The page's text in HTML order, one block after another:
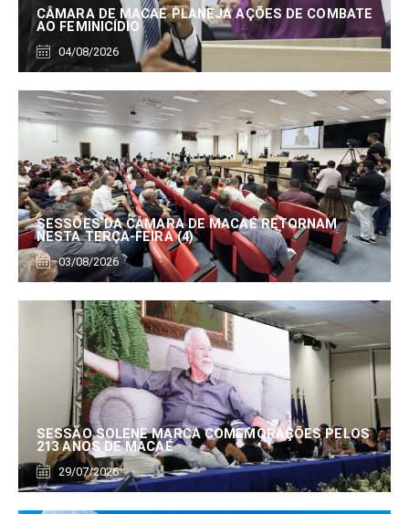
CÂMARA DE MACAÉ PLANEJA AÇÕES DE COMBATE
AO FEMINICÍDIO
04/08/2026
SESSÕES DA CÂMARA DE MACAÉ RETORNAM
NESTA TERÇA-FEIRA (4)
03/08/2026
SESSÃO SOLENE MARCA COMEMORAÇÕES PELOS
213 ANOS DE MACAÉ
29/07/2026